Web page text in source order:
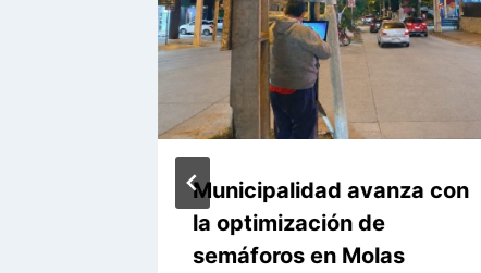
Municipalidad avanza con
la optimización de
semáforos en Molas